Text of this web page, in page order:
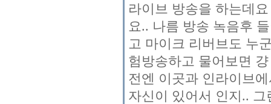
라이브 방송을 하는데
요.. 나름 방송 녹음후
고 마이크 리버브도 누
험방송하고 물어보면
전엔 이곳과 인라이브
자신이 있어서 인지..